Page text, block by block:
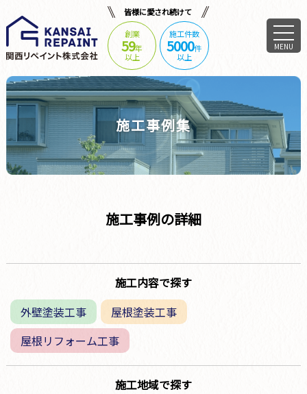
皆様に愛され続けて
創業
59年
以上
施工件数
5000件
以上
MENU
施工事例集
施工事例の詳細
施工内容で探す
外壁塗装工事
屋根塗装工事
屋根リフォーム工事
施工地域で探す